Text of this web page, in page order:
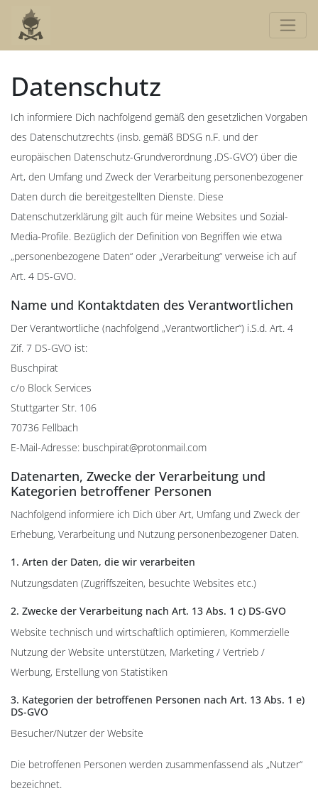
Datenschutz
Ich informiere Dich nachfolgend gemäß den gesetzlichen Vorgaben
des Datenschutzrechts (insb. gemäß BDSG n.F. und der
europäischen Datenschutz-Grundverordnung ‚DS-GVO‘) über die
Art, den Umfang und Zweck der Verarbeitung personenbezogener
Daten durch die bereitgestellten Dienste. Diese
Datenschutzerklärung gilt auch für meine Websites und Sozial-
Media-Profile. Bezüglich der Definition von Begriffen wie etwa
„personenbezogene Daten“ oder „Verarbeitung“ verweise ich auf
Art. 4 DS-GVO.
Name und Kontaktdaten des Verantwortlichen
Der Verantwortliche (nachfolgend „Verantwortlicher“) i.S.d. Art. 4
Zif. 7 DS-GVO ist:
Buschpirat
c/o Block Services
Stuttgarter Str. 106
70736 Fellbach
E-Mail-Adresse: buschpirat@protonmail.com
Datenarten, Zwecke der Verarbeitung und
Kategorien betroffener Personen
Nachfolgend informiere ich Dich über Art, Umfang und Zweck der
Erhebung, Verarbeitung und Nutzung personenbezogener Daten.
1. Arten der Daten, die wir verarbeiten
Nutzungsdaten (Zugriffszeiten, besuchte Websites etc.)
2. Zwecke der Verarbeitung nach Art. 13 Abs. 1 c) DS-GVO
Website technisch und wirtschaftlich optimieren, Kommerzielle
Nutzung der Website unterstützen, Marketing / Vertrieb /
Werbung, Erstellung von Statistiken
3. Kategorien der betroffenen Personen nach Art. 13 Abs. 1 e)
DS-GVO
Besucher/Nutzer der Website
Die betroffenen Personen werden zusammenfassend als „Nutzer“
bezeichnet.